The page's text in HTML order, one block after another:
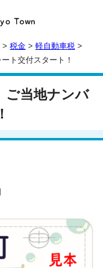
> 税金 > 軽自動車税 >
ト交付スタート！
当地ナンバ